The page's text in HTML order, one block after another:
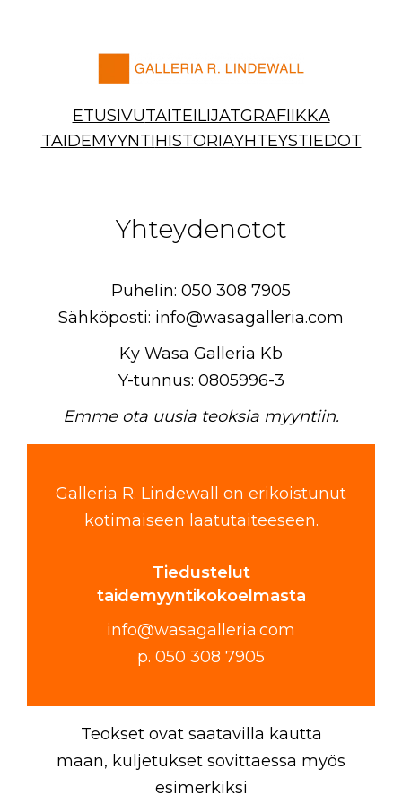
ETUSIVUTAITEILIJATGRAFIIKKA
TAIDEMYYNTIHISTORIAYHTEYSTIEDOT
Yhteydenotot
Puhelin: 050 308 7905
Sähköposti: info@wasagalleria.com
Ky Wasa Galleria Kb
Y-tunnus: 0805996-3
Emme ota uusia teoksia myyntiin.
Galleria R. Lindewall on erikoistunut
kotimaiseen laatutaiteeseen.
Tiedustelut
taidemyyntikokoelmasta
info@wasagalleria.com
p. 050 308 7905
Teokset ovat saatavilla kautta
maan, kuljetukset sovittaessa myös
esimerkiksi